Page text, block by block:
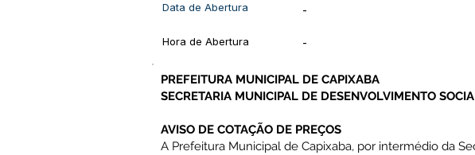
Data de Abertura -
Hora de Abertura -
PREFEITURA MUNICIPAL DE CAPIXABA
SECRETARIA MUNICIPAL DE DESENVOLVIMENTO
AVISO DE COTAÇÃO DE PREÇOS
A Prefeitura Municipal de Capixaba, por intermédio da